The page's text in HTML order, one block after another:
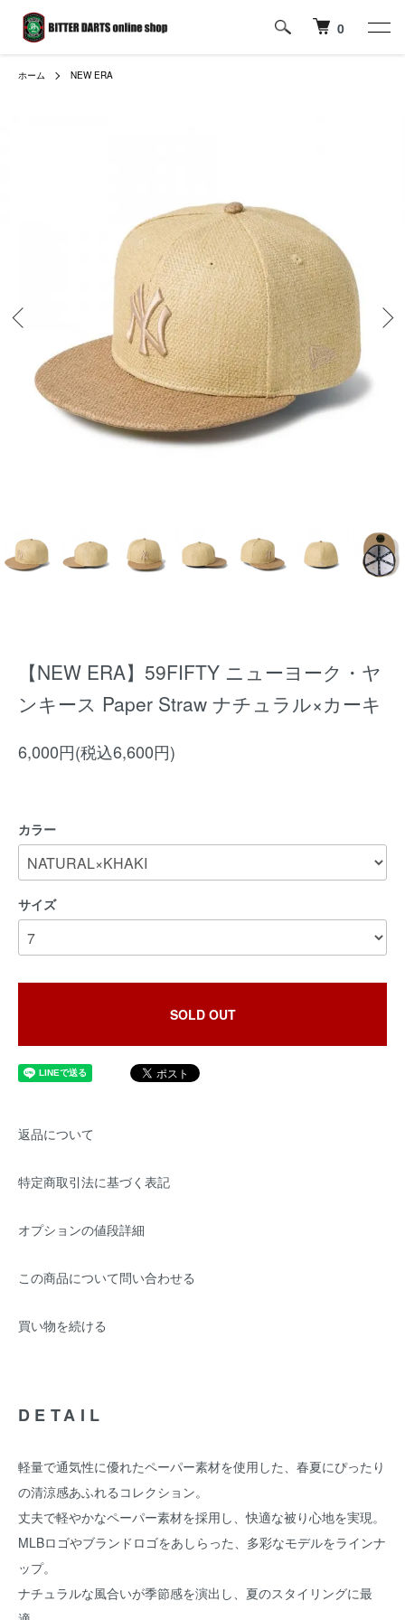
0
ホーム NEW ERA
【NEW ERA】59FIFTY ニューヨーク・ヤ
ンキース Paper Straw ナチュラル×カーキ
6,000円(税込6,600円)
カラー
サイズ
SOLD OUT
返品について
特定商取引法に基づく表記
オプションの値段詳細
この商品について問い合わせる
買い物を続ける
DETAIL
軽量で通気性に優れたペーパー素材を使用した、春夏にぴったり
の清涼感あふれるコレクション。
丈夫で軽やかなペーパー素材を採用し、快適な被り心地を実現。
MLBロゴやブランドロゴをあしらった、多彩なモデルをラインナ
ップ。
ナチュラルな風合いが季節感を演出し、夏のスタイリングに最